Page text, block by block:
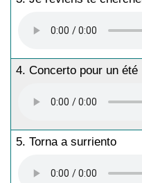
4. Concerto pour un été
5. Torna a surriento